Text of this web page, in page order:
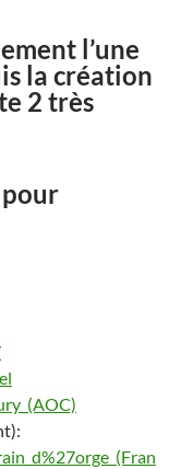
l’une
la création
2 très